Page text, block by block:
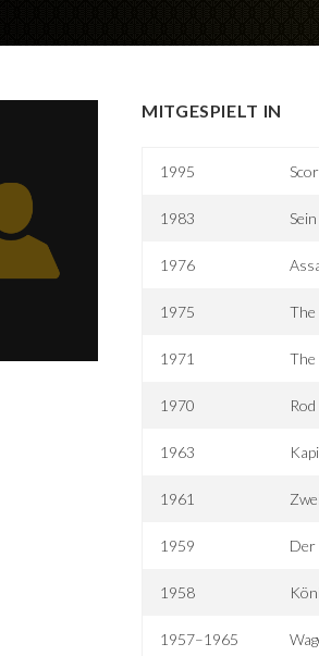
MITGESPIELT IN
1995
1983
1976
1975 The
1971 The
1970
1963
1961
1959 Der
1958
1957–1965